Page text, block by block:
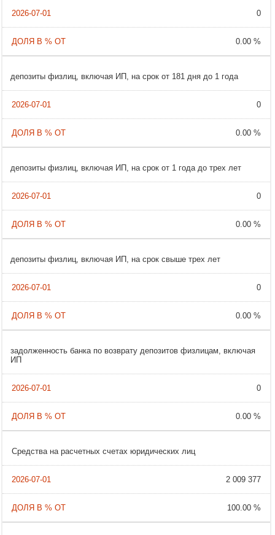
0
0.00 %
депозиты физлиц, включая ИП, на срок от 181 дня до 1 года
0
0.00 %
депозиты физлиц, включая ИП, на срок от 1 года до трех лет
0
0.00 %
депозиты физлиц, включая ИП, на срок свыше трех лет
0
0.00 %
задолженность банка по возврату депозитов физлицам, включая
ИП
0
0.00 %
Cредства на расчетных счетах юридических лиц
2 009 377
100.00 %